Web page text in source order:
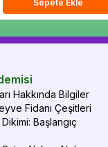
Sepete EkleSepete Ekle
Hakkında Bilgiler
Fidanı Çeşitleri
Başlangıç